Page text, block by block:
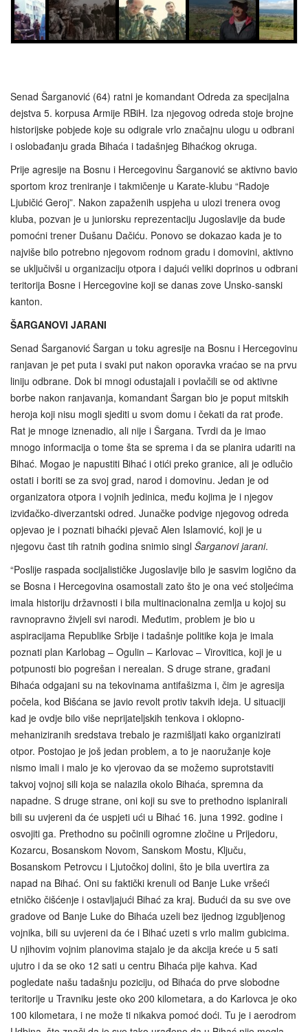
Senad Šarganović (64) ratni je komandant Odreda za specijalna
dejstva 5. korpusa Armije RBiH. Iza njegovog odreda stoje brojne
historijske pobjede koje su odigrale vrlo značajnu ulogu u odbrani
i oslobađanju grada Bihaća i tadašnjeg Bihaćkog okruga.
Prije agresije na Bosnu i Hercegovinu Šarganović se aktivno bavio
sportom kroz treniranje i takmičenje u Karate-klubu “Radoje
Ljubičić Geroj”. Nakon zapaženih uspjeha u ulozi trenera ovog
kluba, pozvan je u juniorsku reprezentaciju Jugoslavije da bude
pomoćni trener Dušanu Dačiću. Ponovo se dokazao kada je to
najviše bilo potrebno njegovom rodnom gradu i domovini, aktivno
se uključivši u organizaciju otpora i dajući veliki doprinos u odbrani
teritorija Bosne i Hercegovine koji se danas zove Unsko-sanski
kanton.
ŠARGANOVI JARANI
Senad Šarganović Šargan u toku agresije na Bosnu i Hercegovinu
ranjavan je pet puta i svaki put nakon oporavka vraćao se na prvu
liniju odbrane. Dok bi mnogi odustajali i povlačili se od aktivne
borbe nakon ranjavanja, komandant Šargan bio je poput mitskih
heroja koji nisu mogli sjediti u svom domu i čekati da rat prođe.
Rat je mnoge iznenadio, ali nije i Šargana. Tvrdi da je imao
mnogo informacija o tome šta se sprema i da se planira udariti na
Bihać. Mogao je napustiti Bihać i otići preko granice, ali je odlučio
ostati i boriti se za svoj grad, narod i domovinu. Jedan je od
organizatora otpora i vojnih jedinica, među kojima je i njegov
izviđačko-diverzantski odred. Junačke podvige njegovog odreda
opjevao je i poznati bihaćki pjevač Alen Islamović, koji je u
njegovu čast tih ratnih godina snimio singl Šarganovi jarani.
“Poslije raspada socijalističke Jugoslavije bilo je sasvim logično da
se Bosna i Hercegovina osamostali zato što je ona već stoljećima
imala historiju državnosti i bila multinacionalna zemlja u kojoj su
ravnopravno živjeli svi narodi. Međutim, problem je bio u
aspiracijama Republike Srbije i tadašnje politike koja je imala
poznati plan Karlobag – Ogulin – Karlovac – Virovitica, koji je u
potpunosti bio pogrešan i nerealan. S druge strane, građani
Bihaća odgajani su na tekovinama antifašizma i, čim je agresija
počela, kod Bišćana se javio revolt protiv takvih ideja. U situaciji
kad je ovdje bilo više neprijateljskih tenkova i oklopno-
mehaniziranih sredstava trebalo je razmišljati kako organizirati
otpor. Postojao je još jedan problem, a to je naoružanje koje
nismo imali i malo je ko vjerovao da se možemo suprotstaviti
takvoj vojnoj sili koja se nalazila okolo Bihaća, spremna da
napadne. S druge strane, oni koji su sve to prethodno isplanirali
bili su uvjereni da će uspjeti ući u Bihać 16. juna 1992. godine i
osvojiti ga. Prethodno su počinili ogromne zločine u Prijedoru,
Kozarcu, Bosanskom Novom, Sanskom Mostu, Ključu,
Bosanskom Petrovcu i Ljutočkoj dolini, što je bila uvertira za
napad na Bihać. Oni su faktički krenuli od Banje Luke vršeći
etničko čišćenje i ostavljajući Bihać za kraj. Budući da su sve ove
gradove od Banje Luke do Bihaća uzeli bez ijednog izgubljenog
vojnika, bili su uvjereni da će i Bihać uzeti s vrlo malim gubicima.
U njihovim vojnim planovima stajalo je da akcija kreće u 5 sati
ujutro i da se oko 12 sati u centru Bihaća pije kahva. Kad
pogledate našu tadašnju poziciju, od Bihaća do prve slobodne
teritorije u Travniku jeste oko 200 kilometara, a do Karlovca je oko
100 kilometara, i ne može ti nikakva pomoć doći. Tu je i aerodrom